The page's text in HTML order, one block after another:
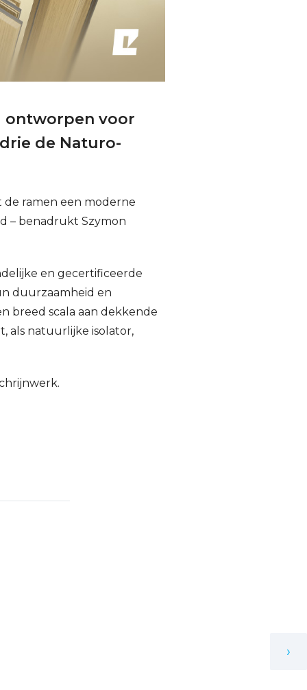
ontworpen voor
de Naturo-
de ramen een moderne
– benadrukt Szymon
en gecertificeerde
duurzaamheid en
breed scala aan dekkende
als natuurlijke isolator,
›